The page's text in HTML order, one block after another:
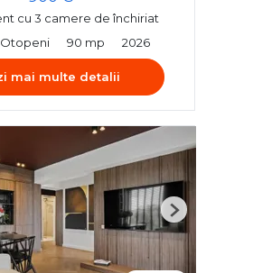
cu 3 camere de închiriat
90 mp 2026
mai multe detalii
Next